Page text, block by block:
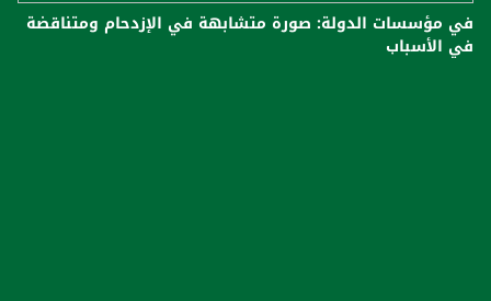
في مؤسسات الدولة: صورة متشابهة في الإزدحام ومتناقضة
في الأسباب